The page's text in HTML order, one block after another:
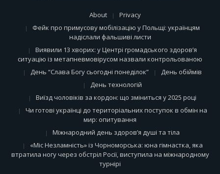
About
Privacy
Фейк про примусову мобілізацію у Польщі: українцям
надіслали фальшиві листи
Виявили 13 хворих: у Центрі громадського здоров’я
ситуацію із метапневмовірусом назвали контрольованою
День “Слава Богу сьогодні понеділок”
День обіймів
День технологій
Виїзд чоловіків за кордон: що зміниться у 2025 році
Чи готові українці до територіальних поступок в обмін на
мир: опитування
Міжнародний день здоров’я душі та тіла
«Міс Незламність» із Чорноморська: юна гімнастка, яка
втратила ногу через обстріл Росії, виступила на міжнародному
турнірі